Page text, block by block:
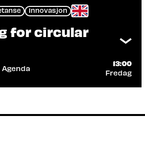
Innovasjon
for circular
Agenda
13:00
Fredag
approach.